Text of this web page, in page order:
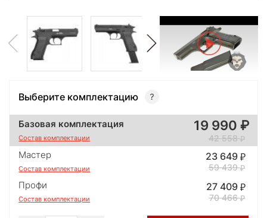
Выберите комплектацию
Базовая комплектация
Состав комплектации
19 990
42 558
Мастер
Состав комплектации
23 649
59 439
Профи
Состав комплектации
27 409
70 466